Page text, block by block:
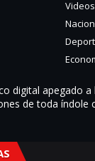
Videos
digital apegado
de toda í­ndole